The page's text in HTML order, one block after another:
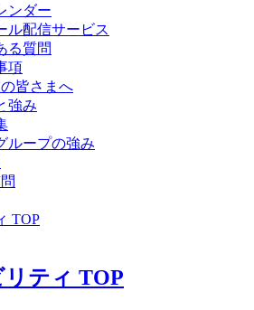
ンダー
ル配信サービス
る質問
項
皆さまへ
強み
ループの強み
TOP
ティ TOP